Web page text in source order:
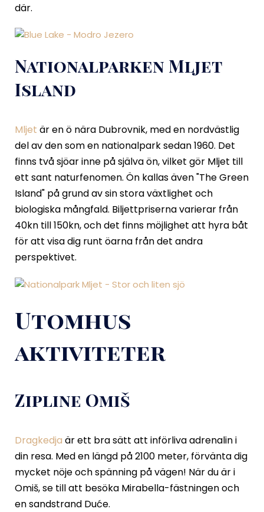
där.
Nationalparken Mljet
Island
Mljet är en ö nära Dubrovnik, med en nordvästlig
del av den som en nationalpark sedan 1960. Det
finns två sjöar inne på själva ön, vilket gör Mljet till
ett sant naturfenomen. Ön kallas även "The Green
Island" på grund av sin stora växtlighet och
biologiska mångfald. Biljettpriserna varierar från
40kn till 150kn, och det finns möjlighet att hyra båt
för att visa dig runt öarna från det andra
perspektivet.
Utomhus
aktiviteter
Zipline Omiš
Dragkedja är ett bra sätt att införliva adrenalin i
din resa. Med en längd på 2100 meter, förvänta dig
mycket nöje och spänning på vägen! När du är i
Omiš, se till att besöka Mirabella-fästningen och
en sandstrand Duće.